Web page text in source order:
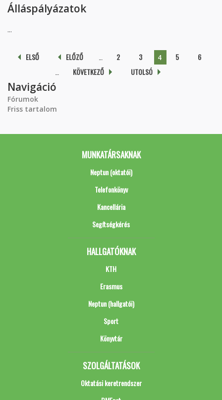
Álláspályázatok
...
Oldalak
ELSŐ ELŐZŐ 2 3 4 5
6
KÖVETKEZŐ UTOLSÓ
Navigáció
Fórumok
Friss tartalom
MUNKATÁRSAKNAK
Neptun (oktatói)
Telefonkönyv
Kancellária
Segítségkérés
HALLGATÓKNAK
KTH
Erasmus
Neptun (hallgatói)
Sport
Könyvtár
SZOLGÁLTATÁSOK
Oktatási keretrendszer